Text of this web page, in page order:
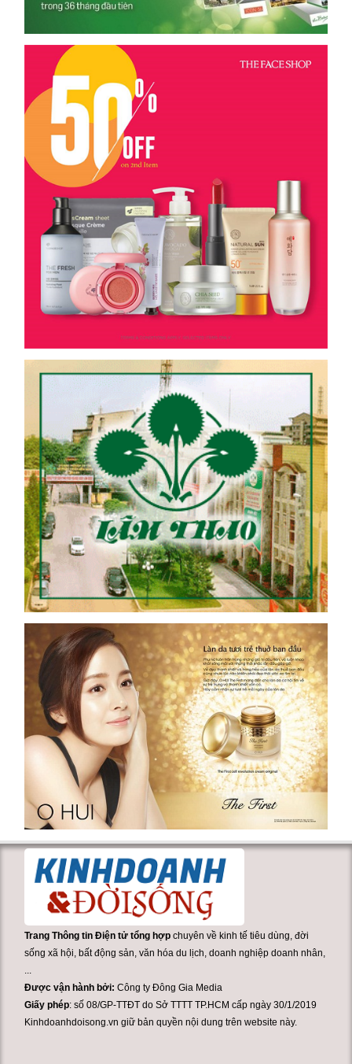
Trang Thông tin Điện tử tổng hợp chuyên về kinh tế tiêu dùng, đời
sống xã hội, bất động sản, văn hóa du lịch, doanh nghiệp doanh nhân,
...
Được vận hành bởi:Công ty Đông Gia Media
Giấy phép: số 08/GP-TTĐT do Sở TTTT TP.HCM cấp ngày 30/1/2019
Kinhdoanhdoisong.vn giữ bản quyền nội dung trên website này.